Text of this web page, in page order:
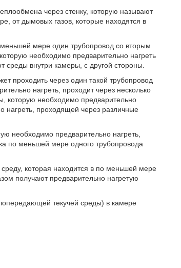
через стенку, которую называют
от дымовых газов, которые находятся в
мере один трубопровод со вторым
необходимо предварительно нагреть
внутри камеры, с другой стороны.
проходить через один такой трубопровод
нагреть, проходит через несколько
которую необходимо предварительно
нагреть, проходящей через различные
необходимо предварительно нагреть,
по меньшей мере одного трубопровода
которая находится в по меньшей мере
получают предварительно нагретую
текучей среды) в камере